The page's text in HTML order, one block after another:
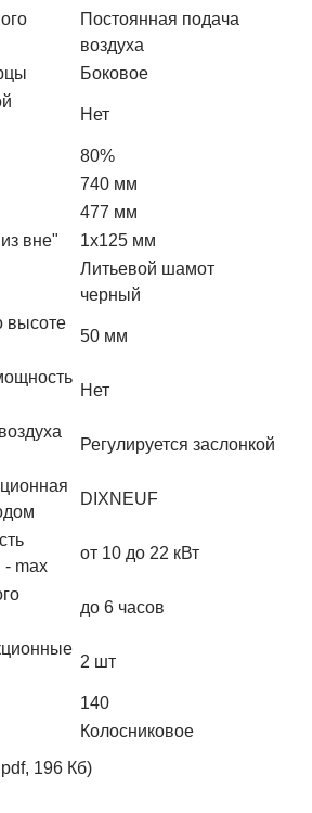
Постоянная подача
воздуха
Боковое
Нет
80%
740 мм
477 мм
вне"
1х125 мм
Литьевой шамот
черный
высоте
50 мм
Нет
Регулируется заслонкой
DIXNEUF
- max
от 10 до 22 кВт
до 6 часов
2 шт
140
Колосниковое
196 Кб)